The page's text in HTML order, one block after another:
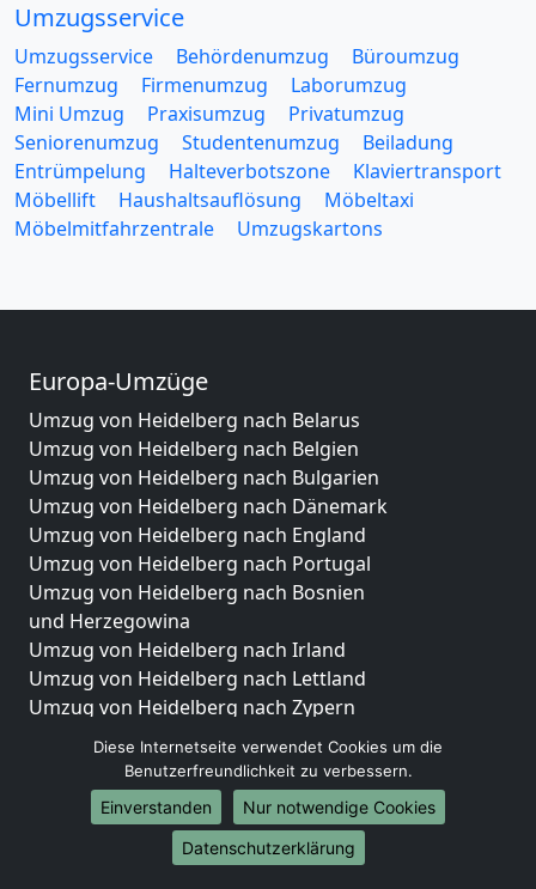
Umzugsservice
Umzugsservice Behördenumzug
Büroumzug
Fernumzug
Firmenumzug
Laborumzug
Mini Umzug
Praxisumzug
Privatumzug
Seniorenumzug
Studentenumzug
Beiladung
Entrümpelung
Halteverbotszone
Klaviertransport
Möbellift
Haushaltsauflösung
Möbeltaxi
Möbelmitfahrzentrale
Umzugskartons
Europa-Umzüge
Umzug von Heidelberg nach Belarus
Umzug von Heidelberg nach Belgien
Umzug von Heidelberg nach Bulgarien
Umzug von Heidelberg nach Dänemark
Umzug von Heidelberg nach England
Umzug von Heidelberg nach Portugal
Umzug von Heidelberg nach Bosnien
und Herzegowina
Umzug von Heidelberg nach Irland
Umzug von Heidelberg nach Lettland
Umzug von Heidelberg nach Zypern
Umzug von Heidelberg nach Kroatien
Umzug von Heidelberg nach Estland
Umzug von Heidelberg nach Finnland
Umzug von Heidelberg nach Frankreich
Umzug von Heidelberg nach Griechenland
Diese Internetseite verwendet Cookies um die
Benutzerfreundlichkeit zu verbessern.
Einverstanden
Nur notwendige Cookies
Datenschutzerklärung